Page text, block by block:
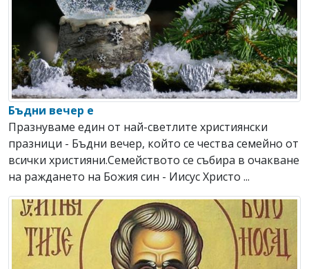
Бъдни вечер е
Празнуваме един от най-светлите християнски
празници - Бъдни вечер, който се чества семейно от
всички християни.Семейството се събира в очакване
на раждането на Божия син - Иисус Христо ...